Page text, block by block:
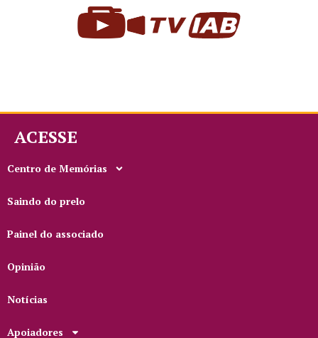
ACESSE
Centro de Memórias
Saindo do prelo
Painel do associado
Opinião
Notícias
Apoiadores